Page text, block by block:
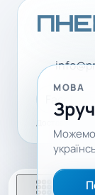
Facebook
Доставка і
МОВА
Можемо